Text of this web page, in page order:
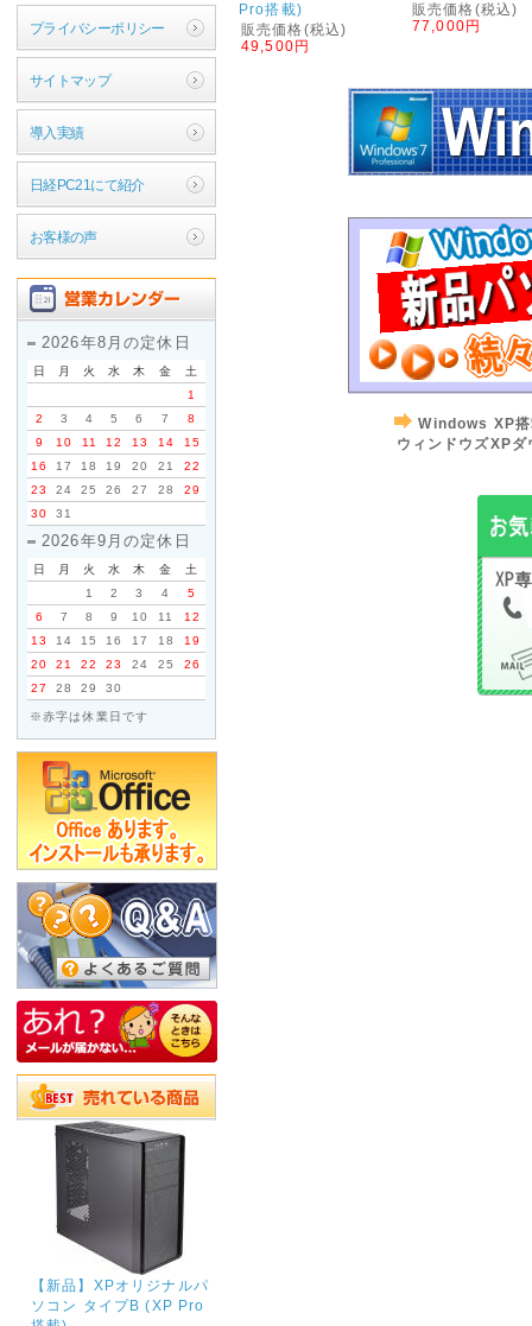
プライバシーポリシー
サイトマップ
導入実績
日経PC21にて紹介
お客様の声
2026年8月の定休日
日 月 火 水 木 金
土
1
2
3 4 5 6 7
8
9
10 11 12 13 14
15
16
17 18 19 20 21
22
23
24 25 26 27 28
29
30
31
2026年9月の定休日
日 月 火 水 木 金
土
1
2 3 4
5
6
7 8 9 10 11
12
13
14 15 16 17 18
19
20
21 22 23 24 25
26
27
28 29 30
※赤字は休業日です
【新品】XPオリジナルパ
ソコン タイプB (XP Pro
Pro搭載)
販売価格(税込)
49,500円
販売価格(税込)
77,000円
Windows XP搭
ウィンドウズXPダ